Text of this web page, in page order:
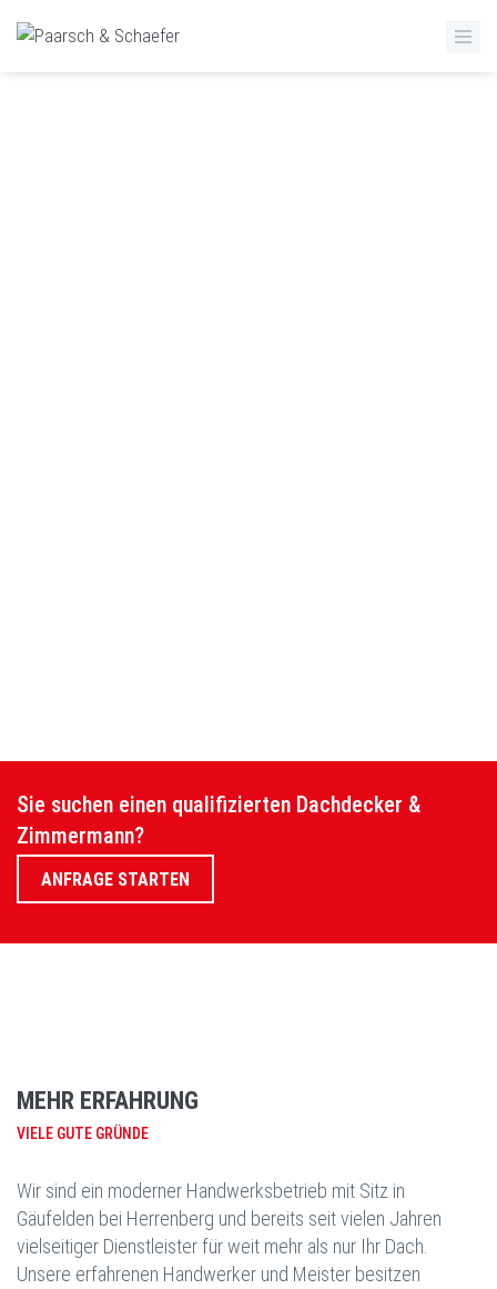
Sie suchen einen qualifizierten Dachdecker &
Zimmermann?
ANFRAGE STARTEN
MEHR ERFAHRUNG
VIELE GUTE GRÜNDE
Wir sind ein moderner Handwerksbetrieb mit Sitz in
Gäufelden bei Herrenberg und bereits seit vielen Jahren
vielseitiger Dienstleister für weit mehr als nur Ihr Dach.
Unsere erfahrenen Handwerker und Meister besitzen